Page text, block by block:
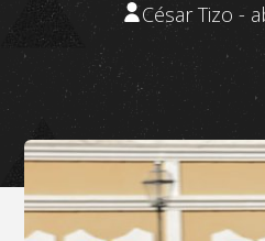
César Tizo -